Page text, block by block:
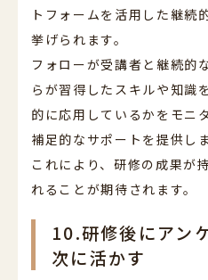
トフォームを活用した継続
挙げられます。
フォローが受講者と継続的
らが習得したスキルや知識
的に応用しているかをモニ
補足的なサポートを提供しま
これにより、研修の成果が
れることが期待されます。
10.研修後にアン
次に活かす